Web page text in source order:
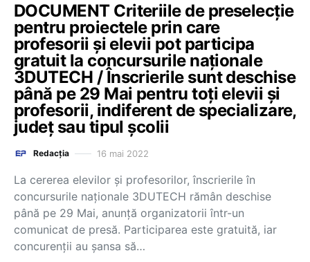
DOCUMENT Criteriile de preselecție
pentru proiectele prin care
profesorii și elevii pot participa
gratuit la concursurile naționale
3DUTECH / Înscrierile sunt deschise
până pe 29 Mai pentru toți elevii și
profesorii, indiferent de specializare,
județ sau tipul școlii
Redacția 16 mai 2022
La cererea elevilor și profesorilor, înscrierile în
concursurile naționale 3DUTECH rămân deschise
până pe 29 Mai, anunță organizatorii într-un
comunicat de presă. Participarea este gratuită, iar
concurenții au șansa să…